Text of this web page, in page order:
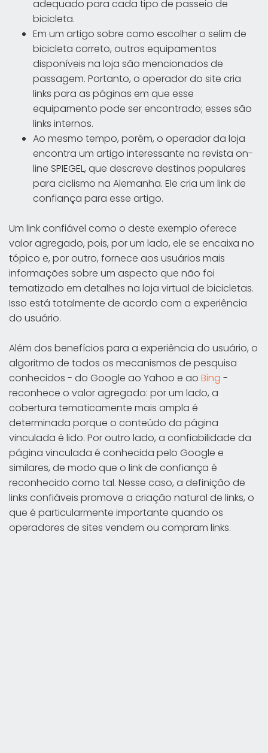
adequado para cada tipo de passeio de
bicicleta.
Em um artigo sobre como escolher o selim de
bicicleta correto, outros equipamentos
disponíveis na loja são mencionados de
passagem. Portanto, o operador do site cria
links para as páginas em que esse
equipamento pode ser encontrado; esses são
links internos.
Ao mesmo tempo, porém, o operador da loja
encontra um artigo interessante na revista on-
line SPIEGEL, que descreve destinos populares
para ciclismo na Alemanha. Ele cria um link de
confiança para esse artigo.
Um link confiável como o deste exemplo oferece
valor agregado, pois, por um lado, ele se encaixa no
tópico e, por outro, fornece aos usuários mais
informações sobre um aspecto que não foi
tematizado em detalhes na loja virtual de bicicletas.
Isso está totalmente de acordo com a experiência
do usuário.
Além dos benefícios para a experiência do usuário, o
algoritmo de todos os mecanismos de pesquisa
conhecidos - do Google ao Yahoo e ao Bing -
reconhece o valor agregado: por um lado, a
cobertura tematicamente mais ampla é
determinada porque o conteúdo da página
vinculada é lido. Por outro lado, a confiabilidade da
página vinculada é conhecida pelo Google e
similares, de modo que o link de confiança é
reconhecido como tal. Nesse caso, a definição de
links confiáveis promove a criação natural de links, o
que é particularmente importante quando os
operadores de sites vendem ou compram links.